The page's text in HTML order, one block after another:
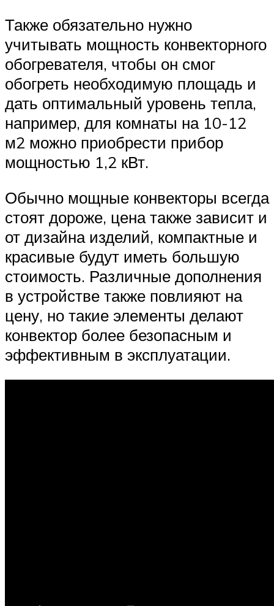
Также обязательно нужно
учитывать мощность конвекторного
обогревателя, чтобы он смог
обогреть необходимую площадь и
дать оптимальный уровень тепла,
например, для комнаты на 10-12
м2 можно приобрести прибор
мощностью 1,2 кВт.
Обычно мощные конвекторы всегда
стоят дороже, цена также зависит и
от дизайна изделий, компактные и
красивые будут иметь большую
стоимость. Различные дополнения
в устройстве также повлияют на
цену, но такие элементы делают
конвектор более безопасным и
эффективным в эксплуатации.